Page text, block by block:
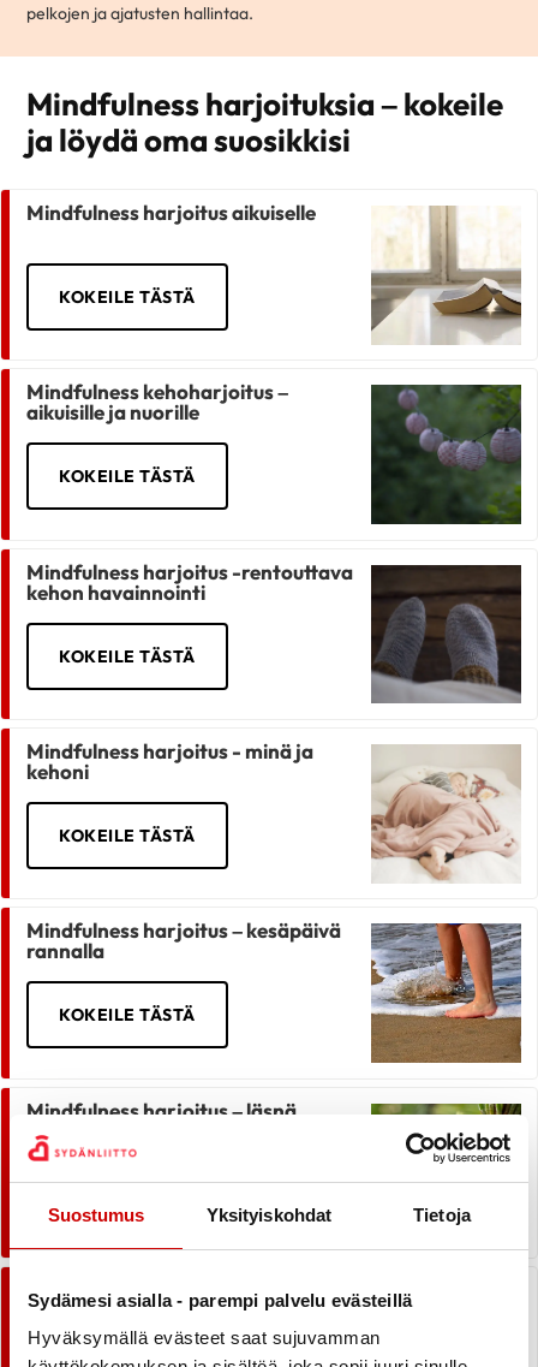
Suostumus Yksityiskohdat Tietoja
Sydämesi asialla - parempi palvelu evästeillä
Hyväksymällä evästeet saat sujuvamman
pelkojen ja ajatusten hallintaa.
Mindfulness harjoituksia – kokeile
ja löydä oma suosikkisi
Mindfulness harjoitus aikuiselle
KOKEILE TÄSTÄ
Mindfulness kehoharjoitus –
aikuisille ja nuorille
KOKEILE TÄSTÄ
Mindfulness harjoitus -rentouttava
kehon havainnointi
KOKEILE TÄSTÄ
Mindfulness harjoitus - minä ja
kehoni
KOKEILE TÄSTÄ
Mindfulness harjoitus – kesäpäivä
rannalla
KOKEILE TÄSTÄ
Mindfulness harjoitus – läsnä
luonnossa
Mindfulness harjoitus –
myötätuntoa ja lempeyttä itselle